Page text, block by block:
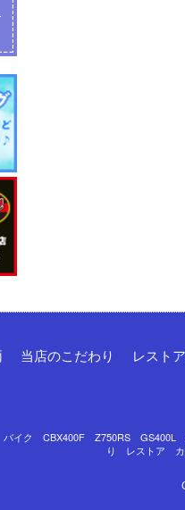
当店のこだわり レスト
バイク CBX400F Z750RS
り レストア